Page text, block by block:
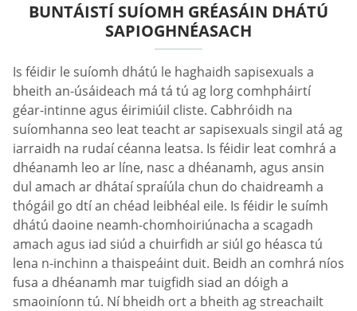
BUNTÁISTÍ SUÍOMH GRÉASÁIN DHÁTÚ
SAPIOGHNÉASACH
Is féidir le suíomh dhátú le haghaidh sapisexuals a
bheith an-úsáideach má tá tú ag lorg comhpháirtí
géar-intinne agus éirimiúil cliste. Cabhróidh na
suíomhanna seo leat teacht ar sapisexuals singil atá ag
iarraidh na rudaí céanna leatsa. Is féidir leat comhrá a
dhéanamh leo ar líne, nasc a dhéanamh, agus ansin
dul amach ar dhátaí spraíúla chun do chaidreamh a
thógáil go dtí an chéad leibhéal eile. Is féidir le suímh
dhátú daoine neamh-chomhoiriúnacha a scagadh
amach agus iad siúd a chuirfidh ar siúl go héasca tú
lena n-inchinn a thaispeáint duit. Beidh an comhrá níos
fusa a dhéanamh mar tuigfidh siad an dóigh a
smaoiníonn tú. Ní bheidh ort a bheith ag streachailt